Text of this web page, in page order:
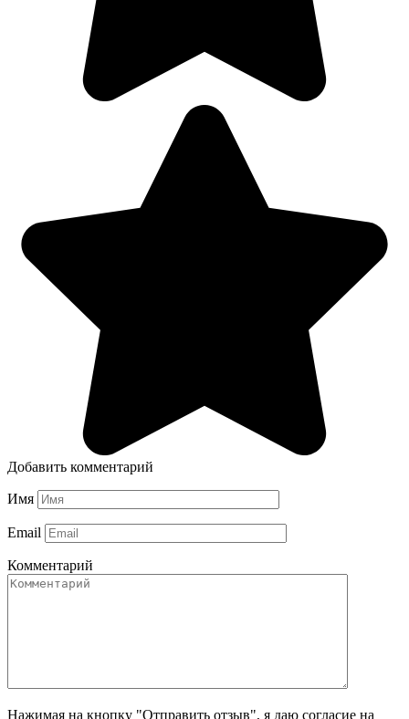
Добавить комментарий
Имя
Email
Комментарий
Нажимая на кнопку "Отправить отзыв", я даю согласие на